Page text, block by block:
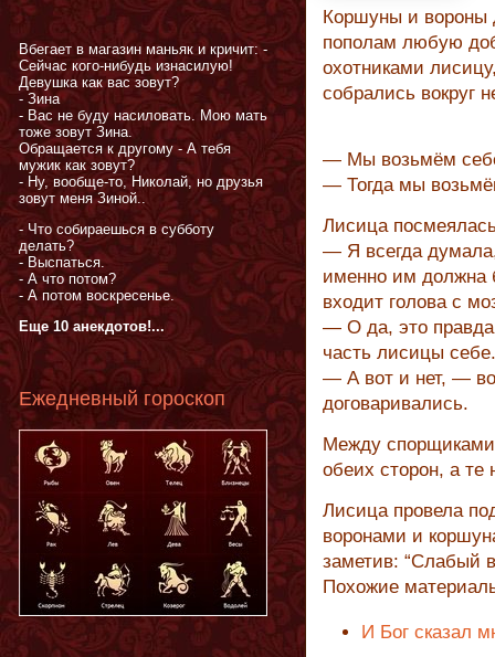
Коршуны и вороны
пополам любую
охотниками
собрались вокруг
— Мы возьмём
— Тогда мы
Лисица
— Я всегда
именно им должна
входит голова с
— О да, это
часть лисицы себе.
— А вот и нет, —
договаривались.
Между
обеих сторон, а те
Лисица провела
воронами и
заметив: “Слабый
Похожие
И Бог сказал
Вбегает в магазин маньяк и кричит: -
Сейчас кого-нибудь изнасилую!
Девушка как вас зовут?
- Зина
- Вас не буду насиловать. Мою мать
тоже зовут Зина.
Обращается к другому - А тебя
мужик как зовут?
- Ну, вообще-то, Николай, но друзья
зовут меня Зиной..
- Что собираешься в субботу
делать?
- Выспаться.
- А что потом?
- А потом воскресенье.
Еще 10 анекдотов!...
Ежедневный гороскоп